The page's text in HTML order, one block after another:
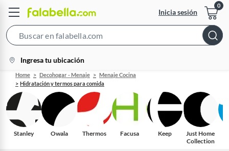
Inicia sesión
Bar
location-
icon
Ingresa tu ubicación
Home Decohogar - Menaje
Menaje Cocina
Hidratación y termos para comida
Stanley Owala Thermos Facusa Keep
Just Home
Collection